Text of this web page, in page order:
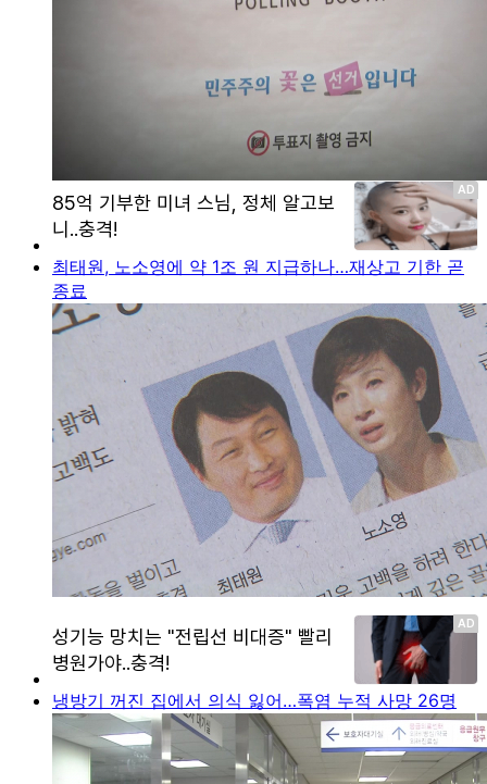
최태원, 노소영에 약 1조 원 지급하나…재상고 기한 곧
종료
냉방기 꺼진 집에서 의식 잃어…폭염 누적 사망 26명